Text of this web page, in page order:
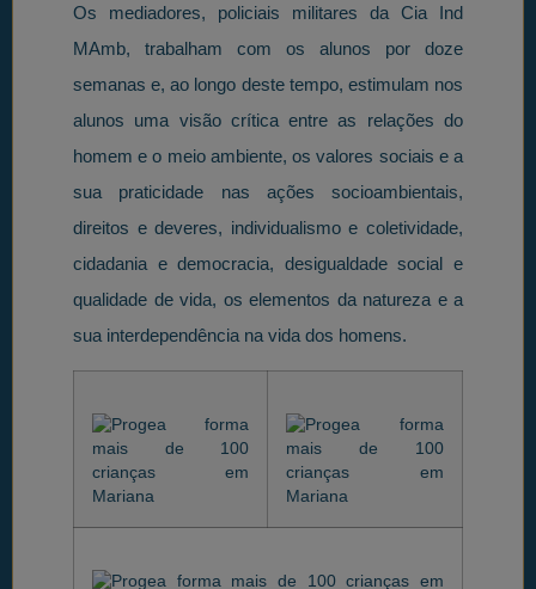
Os mediadores, policiais militares da Cia Ind
MAmb, trabalham com os alunos por doze
semanas e, ao longo deste tempo, estimulam nos
alunos uma visão crítica entre as relações do
homem e o meio ambiente, os valores sociais e a
sua praticidade nas ações socioambientais,
direitos e deveres, individualismo e coletividade,
cidadania e democracia, desigualdade social e
qualidade de vida, os elementos da natureza e a
sua interdependência na vida dos homens.